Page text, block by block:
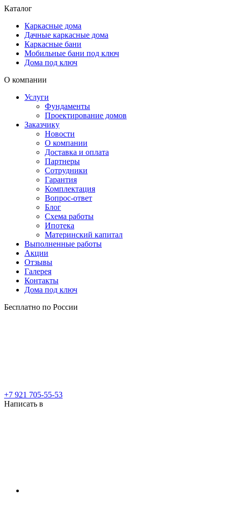
Каталог
Каркасные дома
Дачные каркасные дома
Каркасные бани
Мобильные бани под ключ
Дома под ключ
О компании
Услуги
Фундаменты
Проектирование домов
Заказчику
Новости
О компании
Доставка и оплата
Партнеры
Сотрудники
Гарантия
Комплектация
Вопрос-ответ
Блог
Схема работы
Ипотека
Материнский капитал
Выполненные работы
Акции
Отзывы
Галерея
Контакты
Дома под ключ
Бесплатно по России
+7 921 705-55-53
Написать в